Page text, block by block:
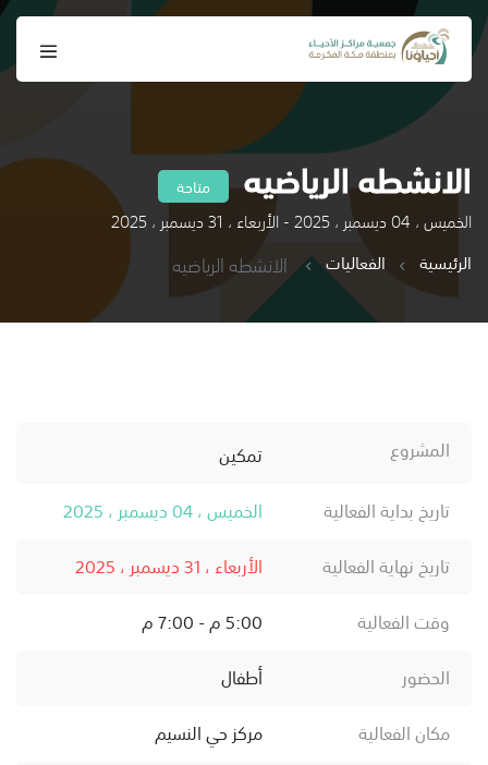
الانشطه الرياضيه متاحة
الخميس ، 04 ديسمبر ، 2025 - الأربعاء ، 31 ديسمبر ، 2025
الرئيسية
الفعاليات الانشطه الرياضيه
المشروع
تمكين
تاريخ بداية الفعالية
الخميس ، 04 ديسمبر ، 2025
تاريخ نهاية الفعالية
الأربعاء ، 31 ديسمبر ، 2025
وقت الفعالية
5:00 م - 7:00 م
الحضور
أطفال
مكان الفعالية
مركز حي النسيم